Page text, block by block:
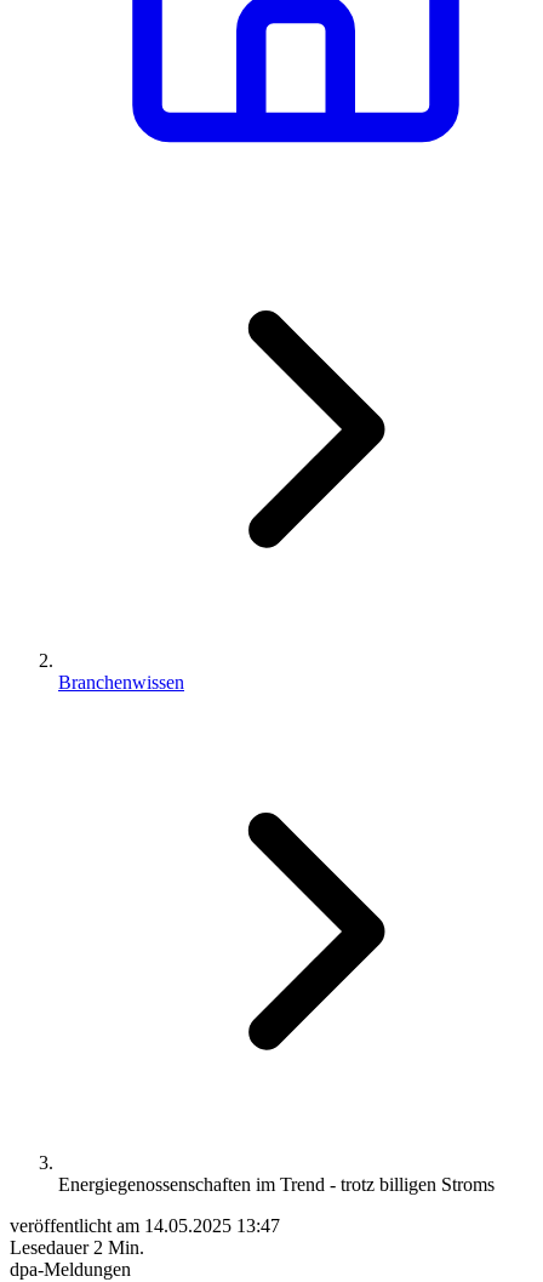
Branchenwissen
Energiegenossenschaften im Trend - trotz billigen Stroms
veröffentlicht am 14.05.2025 13:47
Lesedauer 2 Min.
dpa-Meldungen